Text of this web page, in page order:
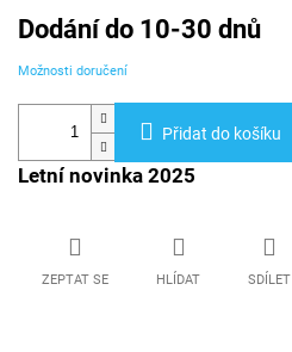
Měrná
cena:
Dodání do 10-30 dnů
Možnosti doručení
Přidat do košíku
Letní novinka 2025
ZEPTAT SE HLÍDAT SDÍLET